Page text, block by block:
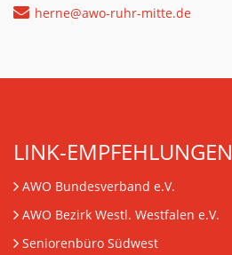
herne@awo-ruhr-mitte.de
LINK-EMPFEHLUNGEN
AWO Bundesverband e.V.
AWO Bezirk Westl. Westfalen e.V.
Seniorenbüro Südwest